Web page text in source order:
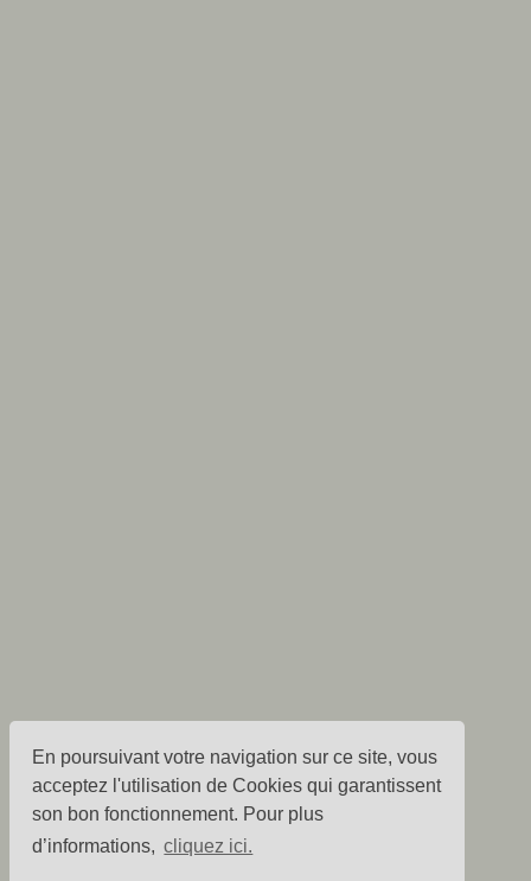
En poursuivant votre navigation sur ce site, vous
acceptez l'utilisation de Cookies qui garantissent
son bon fonctionnement. Pour plus
d’informations, cliquez ici.